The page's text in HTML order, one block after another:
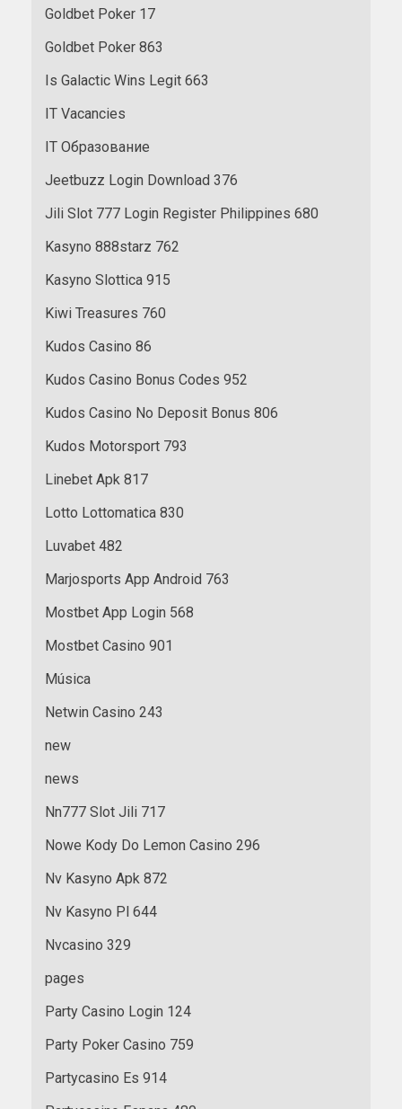
Goldbet Poker 17
Goldbet Poker 863
Is Galactic Wins Legit 663
IT Vacancies
IT Образование
Jeetbuzz Login Download 376
Jili Slot 777 Login Register Philippines 680
Kasyno 888starz 762
Kasyno Slottica 915
Kiwi Treasures 760
Kudos Casino 86
Kudos Casino Bonus Codes 952
Kudos Casino No Deposit Bonus 806
Kudos Motorsport 793
Linebet Apk 817
Lotto Lottomatica 830
Luvabet 482
Marjosports App Android 763
Mostbet App Login 568
Mostbet Casino 901
Música
Netwin Casino 243
new
news
Nn777 Slot Jili 717
Nowe Kody Do Lemon Casino 296
Nv Kasyno Apk 872
Nv Kasyno Pl 644
Nvcasino 329
pages
Party Casino Login 124
Party Poker Casino 759
Partycasino Es 914